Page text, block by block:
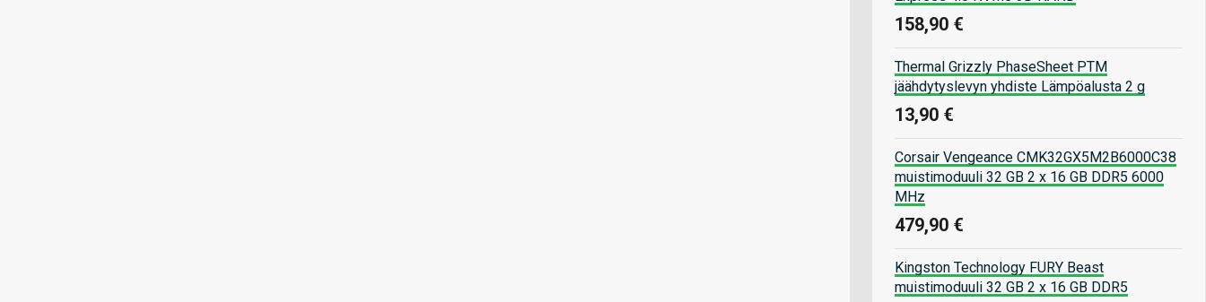
158,90 €
Thermal Grizzly PhaseSheet PTM
jäähdytyslevyn yhdiste Lämpöalusta 2 g
13,90 €
Corsair Vengeance CMK32GX5M2B6000C38
muistimoduuli 32 GB 2 x 16 GB DDR5 6000
MHz
479,90 €
Kingston Technology FURY Beast
muistimoduuli 32 GB 2 x 16 GB DDR5